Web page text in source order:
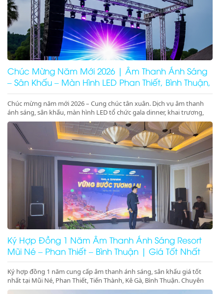
Chúc Mừng Năm Mới 2026 | Âm Thanh Ánh Sáng
– Sân Khấu – Màn Hình LED Phan Thiết, Bình Thuận,
Ninh Thuận
Chúc mừng năm mới 2026 – Cung chúc tân xuân. Dịch vụ âm thanh
ánh sáng, sân khấu, màn hình LED tổ chức gala dinner, khai trương,
khánh thành, động thổ tại Phan Thiết, Bình Thuận, Ninh Thuận. Giá
tốt – chuyên nghiệp – concept 2026
Ký Hợp Đồng 1 Năm Âm Thanh Ánh Sáng Resort
Mũi Né – Phan Thiết – Bình Thuận | Giá Tốt Nhất
Ký hợp đồng 1 năm cung cấp âm thanh ánh sáng, sân khấu giá tốt
nhất tại Mũi Né, Phan Thiết, Tiến Thành, Kê Gà, Bình Thuận. Chuyên
gala dinner, pool party, beach party resort chuyên nghiệp. Gọi ngay để